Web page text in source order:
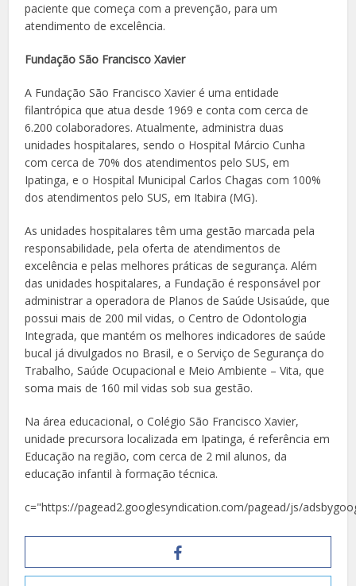
paciente que começa com a prevenção, para um
atendimento de excelência.
Fundação São Francisco Xavier
A Fundação São Francisco Xavier é uma entidade
filantrópica que atua desde 1969 e conta com cerca de
6.200 colaboradores. Atualmente, administra duas
unidades hospitalares, sendo o Hospital Márcio Cunha
com cerca de 70% dos atendimentos pelo SUS, em
Ipatinga, e o Hospital Municipal Carlos Chagas com 100%
dos atendimentos pelo SUS, em Itabira (MG).
As unidades hospitalares têm uma gestão marcada pela
responsabilidade, pela oferta de atendimentos de
excelência e pelas melhores práticas de segurança. Além
das unidades hospitalares, a Fundação é responsável por
administrar a operadora de Planos de Saúde Usisaúde, que
possui mais de 200 mil vidas, o Centro de Odontologia
Integrada, que mantém os melhores indicadores de saúde
bucal já divulgados no Brasil, e o Serviço de Segurança do
Trabalho, Saúde Ocupacional e Meio Ambiente – Vita, que
soma mais de 160 mil vidas sob sua gestão.
Na área educacional, o Colégio São Francisco Xavier,
unidade precursora localizada em Ipatinga, é referência em
Educação na região, com cerca de 2 mil alunos, da
educação infantil à formação técnica.
c="https://pagead2.googlesyndication.com/pagead/js/